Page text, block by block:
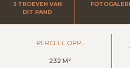
3 TROEVEN VAN
DIT PAND
PERCEEL OPP.
232 M²